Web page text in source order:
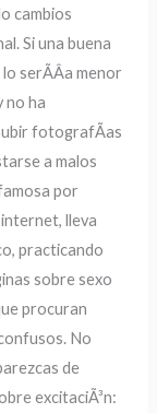
cambios
Si una buena
serÃ­Â­a menor
no ha
fotografÃ­as
a malos
por
lleva
practicando
sobre sexo
procuran
No
de
excitaciÃ³n: